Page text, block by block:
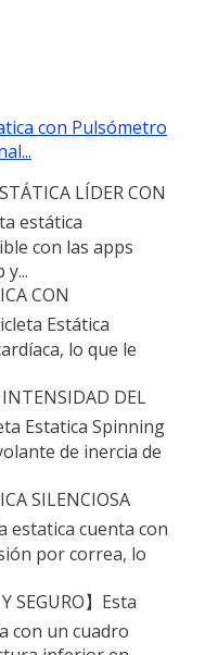
con Pulsómetro
LÍDER CON
estática
con las apps
CON
Estática
lo que le
DEL
Estatica Spinning
de inercia de
SILENCIOSA
estatica cuenta con
por correa, lo
SEGURO】Esta
con un cuadro